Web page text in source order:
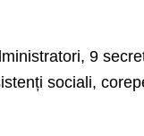
9
sociali,